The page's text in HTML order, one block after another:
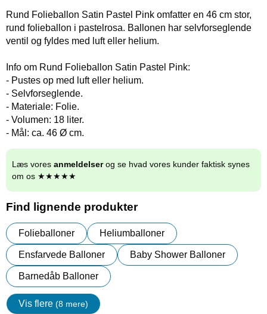
Rund Folieballon Satin Pastel Pink omfatter en 46 cm stor,
rund folieballon i pastelrosa. Ballonen har selvforseglende
ventil og fyldes med luft eller helium.
Info om Rund Folieballon Satin Pastel Pink:
- Pustes op med luft eller helium.
- Selvforseglende.
- Materiale: Folie.
- Volumen: 18 liter.
- Mål: ca. 46 Ø cm.
Læs vores anmeldelserog se hvad vores kunder faktisk synes
om os ★★★★★
Find lignende produkter
Folieballoner Heliumballoner
Ensfarvede Balloner Baby Shower Balloner
Barnedåb Balloner
Vis flere (8 mere)
Egenskaper